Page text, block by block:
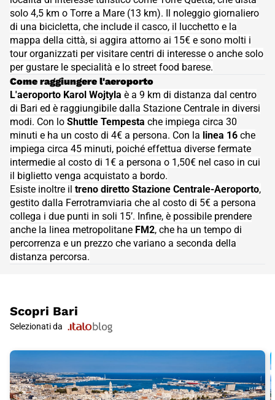
solo 4,5 km o Torre a Mare (13 km). Il noleggio giornaliero
di una bicicletta, che include il casco, il lucchetto e la
mappa della città, si aggira attorno ai 15€ e sono molti i
tour organizzati per visitare centri di interesse o anche solo
per gustare le specialità e lo street food barese.
- Spostarsi in bici a Bari A Bari ci si pu&ograve; spostare
Come raggiungere l'aeroporto
L'aeroporto Karol Wojtyla è a 9 km di distanza dal centro
di Bari ed è raggiungibile dalla Stazione Centrale in diversi
modi. Con lo Shuttle Tempesta che impiega circa 30
minuti e ha un costo di 4€ a persona. Con la linea 16 che
impiega circa 45 minuti, poiché effettua diverse fermate
intermedie al costo di 1€ a persona o 1,50€ nel caso in cui
il biglietto venga acquistato a bordo.
Esiste inoltre il treno diretto Stazione Centrale-Aeroporto,
gestito dalla Ferrotramviaria che al costo di 5€ a persona
collega i due punti in soli 15’. Infine, è possibile prendere
anche la linea metropolitane FM2, che ha un tempo di
percorrenza e un prezzo che variano a seconda della
distanza percorsa.
Scopri Bari
Selezionati da